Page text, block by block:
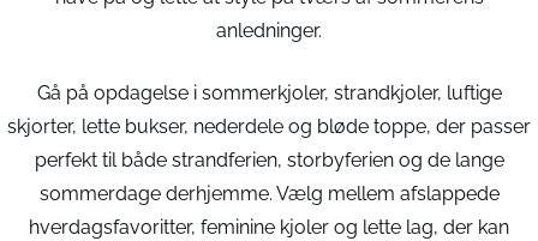
anledninger.
Gå på opdagelse i sommerkjoler, strandkjoler, luftige
skjorter, lette bukser, nederdele og bløde toppe, der passer
perfekt til både strandferien, storbyferien og de lange
sommerdage derhjemme. Vælg mellem afslappede
hverdagsfavoritter, feminine kjoler og lette lag, der kan